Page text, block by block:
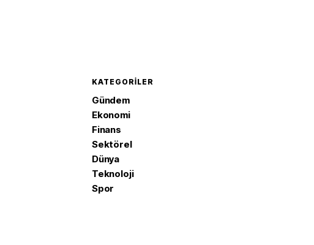
KATEGORILER
Gündem
Ekonomi
Finans
Sektörel
Dünya
Teknoloji
Spor